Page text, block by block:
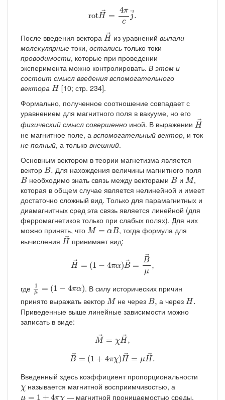
rot →
H =
4π
c
→
j.
H→ 4πc
После введения вектора →
H
H→из уравнений выпали
молекулярные токи, остались только токи
проводимости, которые при проведении
эксперимента можно контролировать. В этом и
состоит смысл введения вспомогательного
вектора H
H[10; стр. 234].
Формально, полученное соотношение совпадает с
уравнением для магнитного поля в вакууме, но его
физический смысл совершенно иной. В выражении →
H
H→
не магнитное поле, а вспомогательный вектор, и ток
не полный, а только внешний.
Основным вектором в теории магнетизма является
вектор B.
B. Для нахождения величины магнитного поля
B
B необходимо знать связь между векторами B
B и M
M,
которая в общем случае является нелинейной и имеет
достаточно сложный вид. Только для парамагнитных и
диамагнитных сред эта связь является линейной (для
ферромагнетиков только при слабых полях). Для них
можно принять, что M = αB
M=α B
, тогда формула для
вычисления
→
H
H→
принимает вид:
→
H = (1 − 4πα) →
B =
→
B
μ
,
B→
где 1
μ = (1 − 4πα)
1 1− πα
. В силу исторических причин
принято выражать вектор M
Mне через B,
B, а через H.
H.
Приведенные выше линейные зависимости можно
записать в виде:
→
M = χ →
H,
M→ H→
→
B = (1 + 4πχ) →
H = μ →
H.
B→ =(1 π )H→ H→
Введенный здесь коэффициент пропорциональности
χ
χ называется магнитной восприимчивостью, а
μ = 1 + 4πχ
μ =1 + 4π χ — магнитной проницаемостью среды.